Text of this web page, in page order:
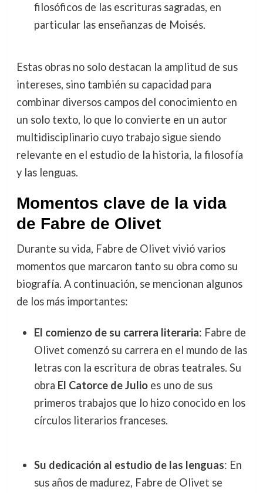
filosóficos de las escrituras sagradas, en
particular las enseñanzas de Moisés.
Estas obras no solo destacan la amplitud de sus
intereses, sino también su capacidad para
combinar diversos campos del conocimiento en
un solo texto, lo que lo convierte en un autor
multidisciplinario cuyo trabajo sigue siendo
relevante en el estudio de la historia, la filosofía
y las lenguas.
Momentos clave de la vida
de Fabre de Olivet
Durante su vida, Fabre de Olivet vivió varios
momentos que marcaron tanto su obra como su
biografía. A continuación, se mencionan algunos
de los más importantes:
El comienzo de su carrera literaria: Fabre de
Olivet comenzó su carrera en el mundo de las
letras con la escritura de obras teatrales. Su
obra El Catorce de Julioes uno de sus
primeros trabajos que lo hizo conocido en los
círculos literarios franceses.
Su dedicación al estudio de las lenguas: En
sus años de madurez, Fabre de Olivet se